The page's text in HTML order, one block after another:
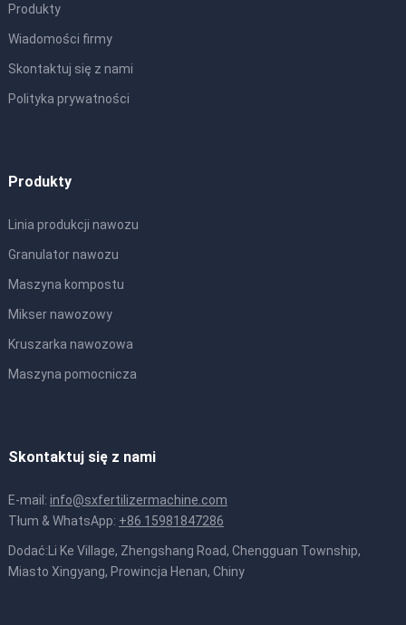
Produkty
Wiadomości firmy
Skontaktuj się z nami
Polityka prywatności
Produkty
Linia produkcji nawozu
Granulator nawozu
Maszyna kompostu
Mikser nawozowy
Kruszarka nawozowa
Maszyna pomocnicza
Skontaktuj się z nami
E-mail: info@sxfertilizermachine.com
Tłum & WhatsApp: +86 15981847286
Dodać:Li Ke Village, Zhengshang Road, Chengguan Township,
Miasto Xingyang, Prowincja Henan, Chiny